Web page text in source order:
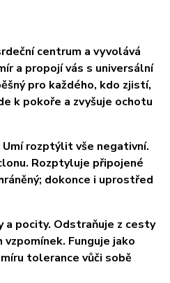
centrum a vyvolává
a propojí vás s universální
pro každého, kdo zjistí,
k pokoře a zvyšuje ochotu
rozptýlit vše negativní.
Rozptyluje připojené
dokonce i uprostřed
a pocity. Odstraňuje z cesty
Funguje jako
tolerance vůči sobě